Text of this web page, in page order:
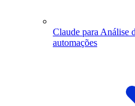
Claude para Análise
automações